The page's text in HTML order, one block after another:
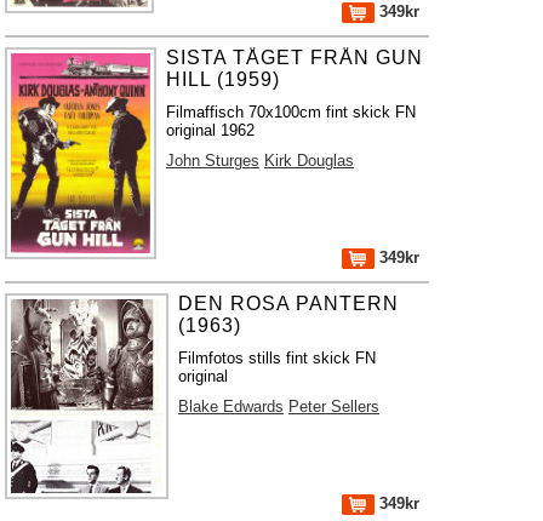
349kr
SISTA TÅGET FRÅN GUN
HILL (1959)
Filmaffisch 70x100cm fint skick FN
original 1962
John Sturges Kirk Douglas
349kr
DEN ROSA PANTERN
(1963)
Filmfotos stills fint skick FN
original
Blake Edwards Peter Sellers
349kr